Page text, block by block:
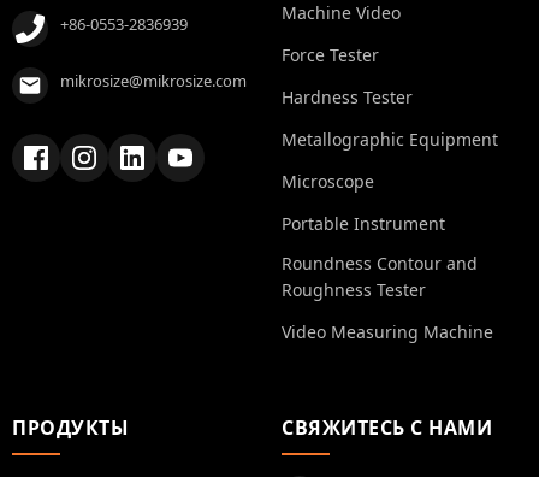
+86-0553-2836939
mikrosize@mikrosize.com
Machine Video
Force Tester
Hardness Tester
Metallographic Equipment
Microscope
Portable Instrument
Roundness Contour and
Roughness Tester
Video Measuring Machine
ПРОДУКТЫ СВЯЖИТЕСЬ С НАМИ